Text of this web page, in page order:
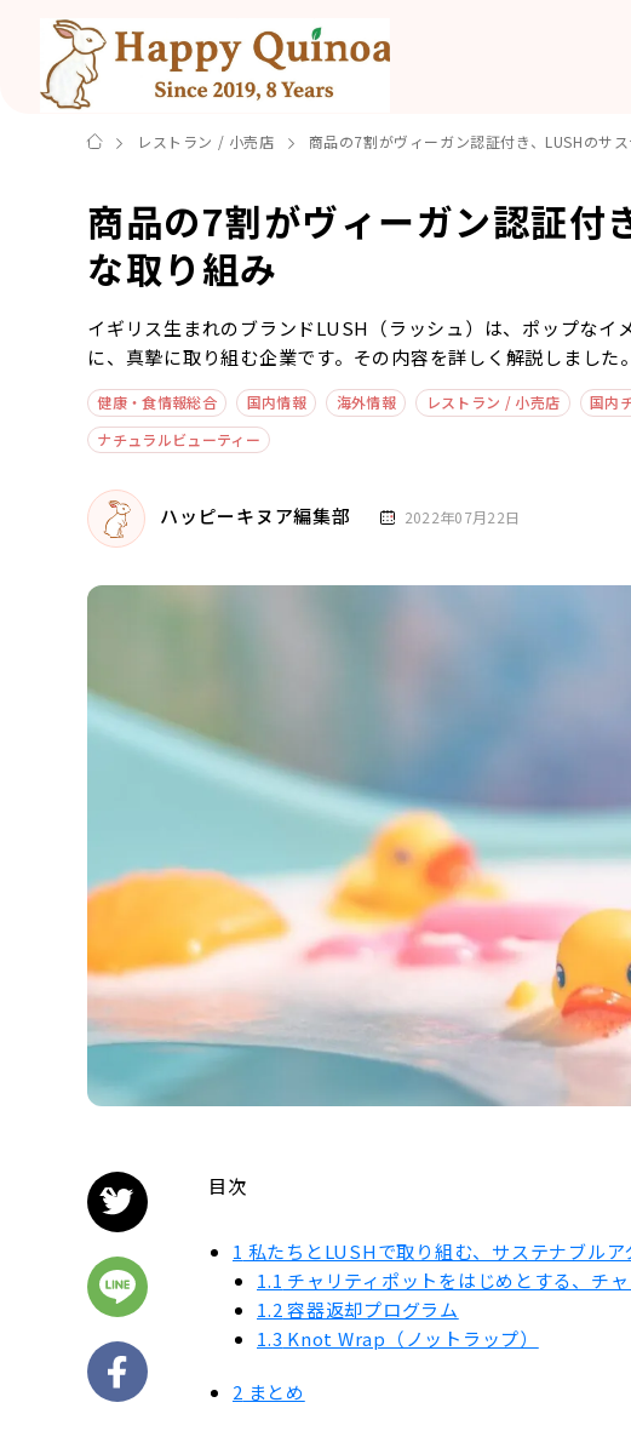
レストラン / 小売店 商品の7割がヴィーガン認証付き、LUSHのサ
商品の7割がヴィーガン認証付
な取り組み
イギリス生まれのブランドLUSH（ラッシュ）は、ポップなイ
に、真摯に取り組む企業です。その内容を詳しく解説しました。
健康・食情報総合 国内情報 海外情報 レストラン / 小売店 国内
ナチュラルビューティー
ハッピーキヌア編集部 2022年07月22日
目次
1 私たちとLUSHで取り組む、サステナブルア
1.1 チャリティポットをはじめとする、チ
1.2容器返却プログラム
1.3 Knot Wrap（ノットラップ）
2 まとめ